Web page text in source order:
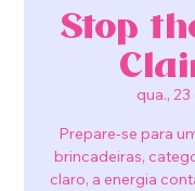
Stop
qua., 23
Prepare-se para
brincadeiras,
claro, a energia